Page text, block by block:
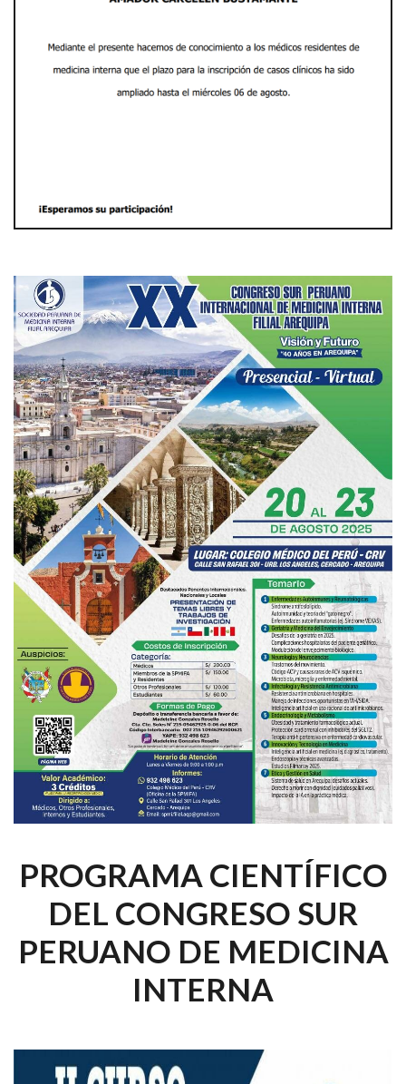
PROGRAMA CIENTÍFICO
DEL CONGRESO SUR
PERUANO DE MEDICINA
INTERNA